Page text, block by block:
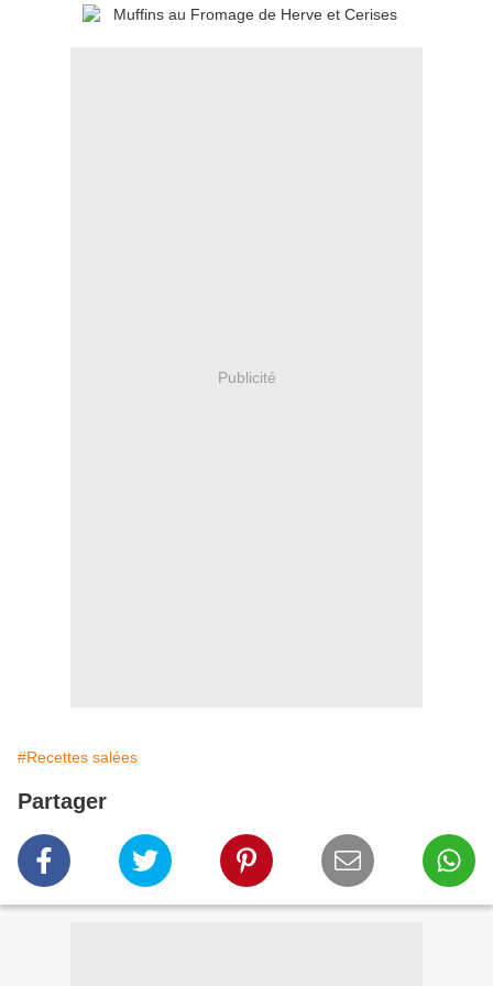
Publicité
#Recettes salées
Partager